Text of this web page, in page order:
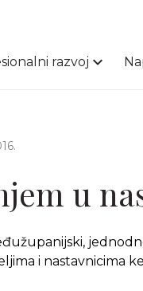
razvoj
u
i nastavnicima